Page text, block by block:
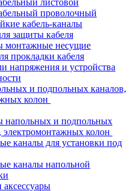
листовой
проволочный
кабель-каналы
защиты кабеля
монтажные несущие
прокладки кабеля
напряжения и устройства
и подпольных каналов,
колон
напольных и подпольных
электромонтажных колон
каналы для установки под
каналы напольной